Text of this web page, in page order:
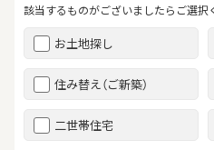
該当するものがございましたらご選択
お土地探し
住み替え（ご新築）
二世帯住宅